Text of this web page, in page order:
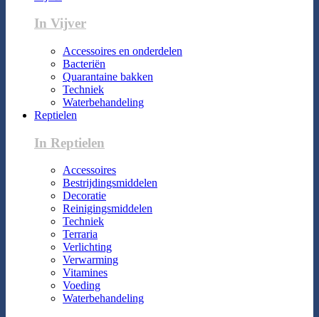
In Vijver
Accessoires en onderdelen
Bacteriën
Quarantaine bakken
Techniek
Waterbehandeling
Reptielen
In Reptielen
Accessoires
Bestrijdingsmiddelen
Decoratie
Reinigingsmiddelen
Techniek
Terraria
Verlichting
Verwarming
Vitamines
Voeding
Waterbehandeling